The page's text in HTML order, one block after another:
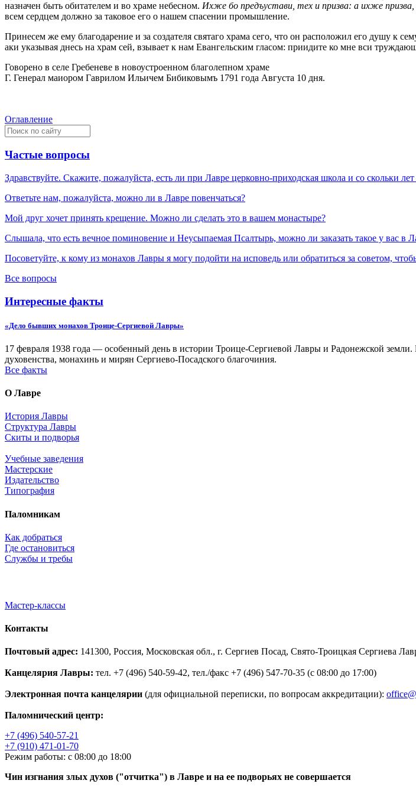
назначен быть обитателем и во храме небесном. Ихже бо предъустави, тех и призва: а ихже
всем сердцем должно за таковое его о нашем спасении промышление.
Принесем же ему благодарение и за создателя святаго храма сего, что он расположил его душу к
аки указывая днесь на храм сей, взывает к нам Евангельским гласом: приидите ко мне вси
Говорено в селе Гребеневе в новоустроенном благолепном храме
Г. Генерал маиором Гаврилом Ильичем Бибиковымъ 1791 года Августа 10 дня.
Оглавление
Частые вопросы
Здравствуйте. Скажите, пожалуйста, есть ли при Лавре церковно-приходская школа и со скольки
Ответьте нам, пожалуйста, можно ли в Лавре повенчаться?
Мой друг хочет принять крещение. Можно ли сделать это в вашем монастыре?
Слышала, что есть вечное поминовение и Неусыпаемая Псалтырь, можно ли заказать такое у вас в
Посоветуйте, к кому из монахов Лавры я могу подойти на исповедь или обратиться за советом,
Все вопросы
Интересные факты
«Дело бывших монахов Троице-Сергиевой Лавры»
17 февраля 1938 года — особенный день в истории Троице-Сергиевой Лавры и Радонежской земли.
духовенства, монахинь и мирян Сергиево-Посадского благочиния.
Все факты
О Лавре
История Лавры
Структура Лавры
Скиты и подворья
Учебные заведения
Мастерские
Издательство
Типография
Паломникам
Как добраться
Где остановиться
Службы и требы
Мастер-классы
Контакты
Почтовый адрес: 141300, Россия, Московская обл., г. Сергиев Посад, Свято-Троицкая Сергиева
Канцелярия Лавры: тел. +7 (496) 540-59-42, тел./факс +7 (496) 547-70-35 (с 08:00 до 17:00)
Электронная почта канцелярии (для официальной переписки, по вопросам аккредитации):
Паломнический центр:
+7 (496) 540-57-21
+7 (910) 471-01-70
Режим работы: с 08:00 до 18:00
Чин изгнания злых духов ("отчитка") в Лавре и на ее подворьях не совершается